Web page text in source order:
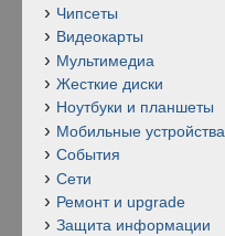
Чипсеты
Видеокарты
Мультимедиа
Жесткие диски
Ноутбуки и планшеты
Мобильные устройства
События
Сети
Ремонт и upgrade
Защита информации